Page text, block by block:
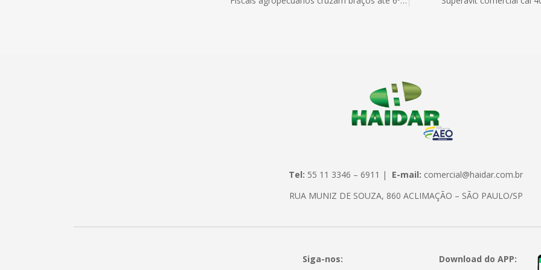
Tel: 55 11 3346 – 6911 | E-mail: comercial@haidar.com.br
RUA MUNIZ DE SOUZA, 860 ACLIMAÇÃO – SÃO PAULO/SP
Siga-nos: Download do APP: